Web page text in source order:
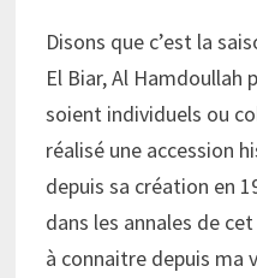
Disons que c’est la
El Biar, Al Hamdoullah
soient individuels ou
réalisé une accession
depuis sa création en
dans les annales de
à connaitre depuis ma